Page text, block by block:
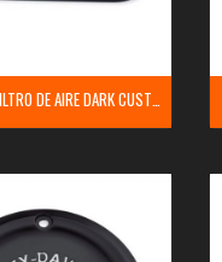
ADORNO DE FILTRO DE AIRE DARK CUSTOM